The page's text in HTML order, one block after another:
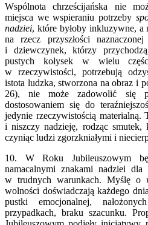
Wspólnota chrześcijańska nie
miejsca we wspieraniu potrzeby
nadziei, które byłoby inkluzywne, a
na rzecz przyszłości
i dziewczynek, którzy
pustych kołysek w wielu
w rzeczywistości, potrzebują
istota ludzka, stworzona na obraz i
26), nie może zadowolić się
dostosowaniem się do
jedynie rzeczywistością
i niszczy nadzieję, rodząc smutek,
czyniąc ludzi zgorzkniałymi i
10. W Roku Jubileuszowym
namacalnymi znakami nadziei
w trudnych warunkach. Myślę o
wolności doświadczają każdego
pustki emocjonalnej,
przypadkach, braku szacunku.